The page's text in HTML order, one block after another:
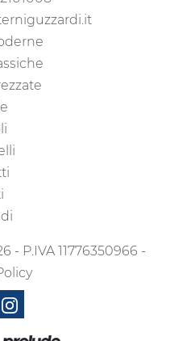
- P.IVA 11776350966 -